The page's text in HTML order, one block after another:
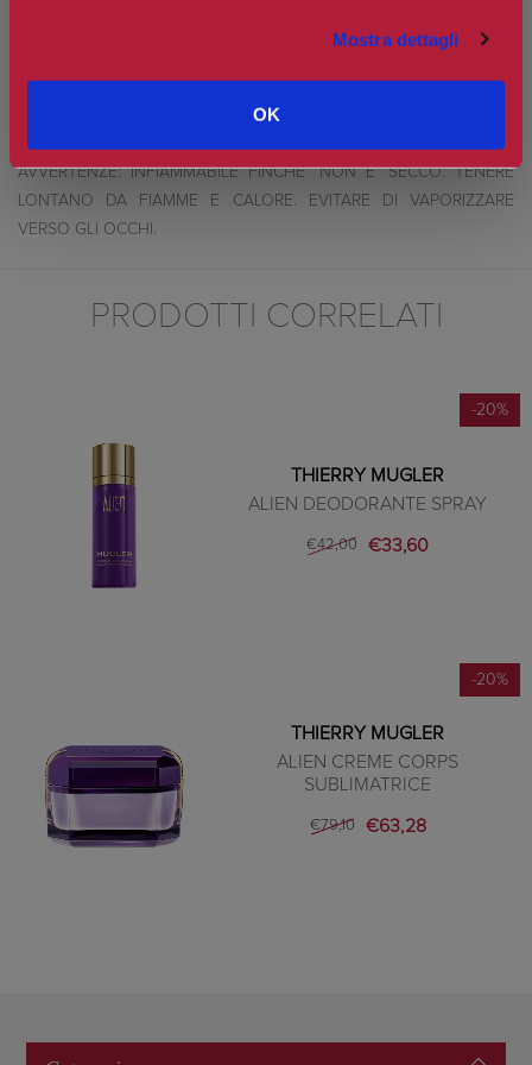
Mostra dettagli
OK
dell'affascinante femminilità. La piramide olfattiva inizia con note
di muschio. Un profumo appartenete alla famiglia deile fragranze
AVVERTENZE: INFIAMMABILE FINCHE' NON E' SECCO. TENERE
LONTANO DA FIAMME E CALORE. EVITARE DI VAPORIZZARE
VERSO GLI OCCHI.
PRODOTTI CORRELATI
-20%
THIERRY MUGLER
ALIEN DEODORANTE SPRAY
€42,00 €33,60
-20%
THIERRY MUGLER
ALIEN CREME CORPS
SUBLIMATRICE
€79,10 €63,28